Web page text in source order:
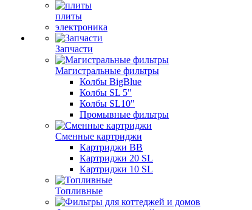
плиты
электроника
Запчасти
Магистральные фильтры
Колбы BigBlue
Колбы SL 5"
Колбы SL10"
Промывные фильтры
Сменные картриджи
Картриджи BB
Картриджи 20 SL
Картриджи 10 SL
Топливные